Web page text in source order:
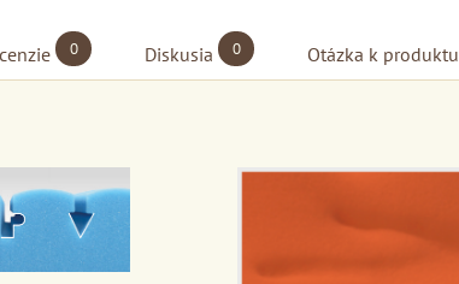
0 Diskusia 0 Otázka k produktu